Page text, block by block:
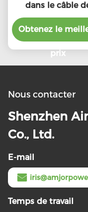
dans le câble
foudre Power
Portable
Obtenez le
prix
Nous contacter
Shenzhen
Co., Ltd.
E-mail
Temps de travail